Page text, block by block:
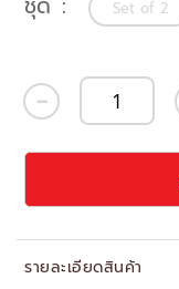
Set of 2
รายละเอียดสินค้า